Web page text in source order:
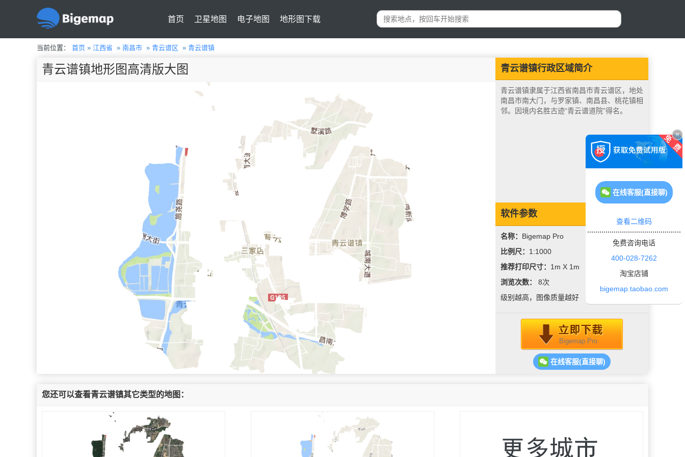
首页 卫星地图 电子地图 地形图下载
当前位置： 首页 » 江西省 » 南昌市 » 青云谱区 » 青云谱镇
青云谱镇行政区域简介
青云谱镇隶属于江西省南昌市青云谱区，地处
南昌市南大门，与罗家镇、南昌县、桃花镇相
邻。因境内名胜古迹“青云谱道院”得名。
软件参数
名称： Bigemap Pro
比例尺： 1:1000
推荐打印尺寸： 1m X 1m
浏览次数： 8次
级别越高，图像质量越好
Bigemap Pro
在线客服(直接聊)
青云谱镇地形图高清版大图
您还可以查看青云谱镇其它类型的地图：
在线客服(直接聊)
查看二维码
免费咨询电话
400-028-7262
淘宝店铺
bigemap.taobao.com